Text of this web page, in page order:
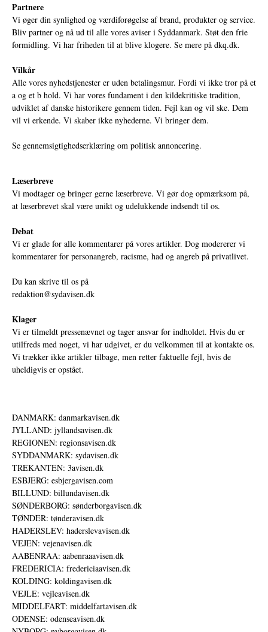
Partnere
Vi øger din synlighed og værdiforøgelse af brand, produkter og service.
Bliv partner og nå ud til alle vores aviser i Syddanmark. Støt den frie
formidling. Vi har friheden til at blive klogere. Se mere på dkq.dk.
Vilkår
Alle vores nyhedstjenester er uden betalingsmur. Fordi vi ikke tror på et
a og et b hold. Vi har vores fundament i den kildekritiske tradition,
udviklet af danske historikere gennem tiden. Fejl kan og vil ske. Dem
vil vi erkende. Vi skaber ikke nyhederne. Vi bringer dem.
Se gennemsigtighedserklæring om politisk annoncering.
Læserbreve
Vi modtager og bringer gerne læserbreve. Vi gør dog opmærksom på,
at læserbrevet skal være unikt og udelukkende indsendt til os.
Debat
Vi er glade for alle kommentarer på vores artikler. Dog modererer vi
kommentarer for personangreb, racisme, had og angreb på privatlivet.
Du kan skrive til os på
redaktion@sydavisen.dk
Klager
Vi er tilmeldt pressenævnet og tager ansvar for indholdet. Hvis du er
utilfreds med noget, vi har udgivet, er du velkommen til at kontakte os.
Vi trækker ikke artikler tilbage, men retter faktuelle fejl, hvis de
uheldigvis er opstået.
DANMARK: danmarkavisen.dk
JYLLAND: jyllandsavisen.dk
REGIONEN: regionsavisen.dk
SYDDANMARK: sydavisen.dk
TREKANTEN: 3avisen.dk
ESBJERG: esbjergavisen.com
BILLUND: billundavisen.dk
SØNDERBORG: sønderborgavisen.dk
TØNDER: tønderavisen.dk
HADERSLEV: haderslevavisen.dk
VEJEN: vejenavisen.dk
AABENRAA: aabenraaavisen.dk
FREDERICIA: fredericiaavisen.dk
KOLDING: koldingavisen.dk
VEJLE: vejleavisen.dk
MIDDELFART: middelfartavisen.dk
ODENSE: odenseavisen.dk